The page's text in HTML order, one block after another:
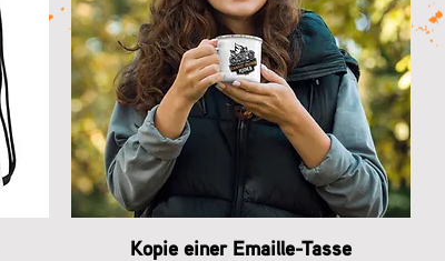
Kopie einer Emaille-Tasse